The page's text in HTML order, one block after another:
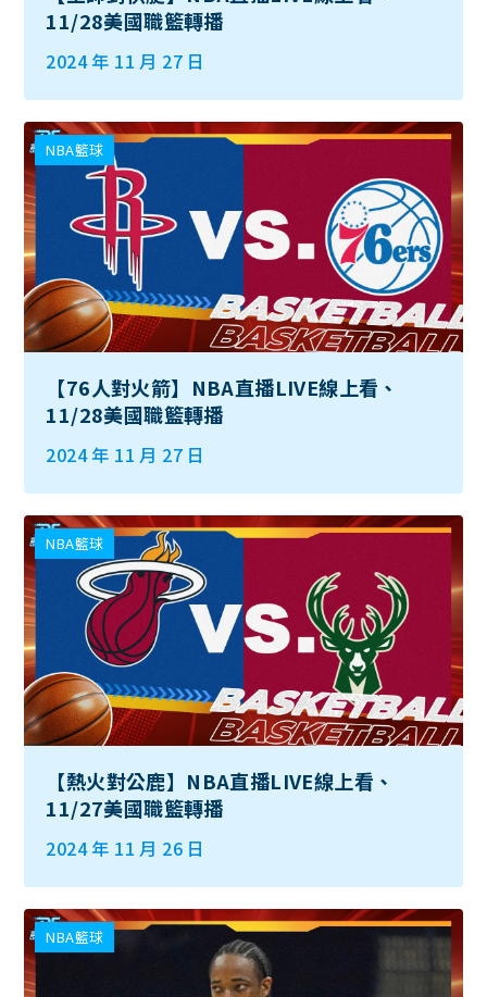
11/28美國職籃轉播
2024 年 11 月 27 日
NBA籃球
【76人對火箭】NBA直播LIVE線上看、
11/28美國職籃轉播
2024 年 11 月 27 日
NBA籃球
【熱火對公鹿】NBA直播LIVE線上看、
11/27美國職籃轉播
2024 年 11 月 26 日
NBA籃球